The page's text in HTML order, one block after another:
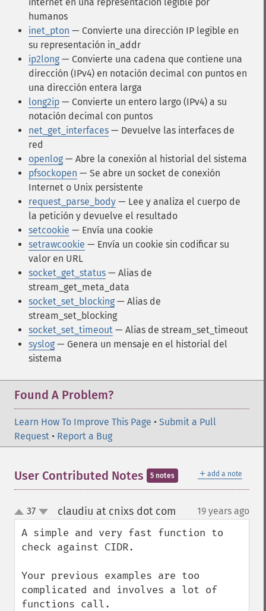
humanos
inet_pton — Convierte una dirección IP legible en
su representación in_addr
ip2long — Convierte una cadena que contiene una
dirección (IPv4) en notación decimal con puntos en
una dirección entera larga
long2ip — Convierte un entero largo (IPv4) a su
notación decimal con puntos
net_get_interfaces — Devuelve las interfaces de
red
openlog — Abre la conexión al historial del sistema
pfsockopen — Se abre un socket de conexión
Internet o Unix persistente
request_parse_body — Lee y analiza el cuerpo de
la petición y devuelve el resultado
setcookie — Envía una cookie
setrawcookie — Envía un cookie sin codificar su
valor en URL
socket_get_status — Alias de
stream_get_meta_data
socket_set_blocking — Alias de
stream_set_blocking
socket_set_timeout — Alias de stream_set_timeout
syslog — Genera un mensaje en el historial del
sistema
Found A Problem?
Learn How To Improve This Page • Submit a Pull
Request • Report a Bug
＋ add a note
User Contributed Notes 5 notes
up
down
37 claudiu at cnixs dot com 19 years ago
A simple and very fast function to
check against CIDR.
Your previous examples are too
complicated and involves a lot of
functions call.